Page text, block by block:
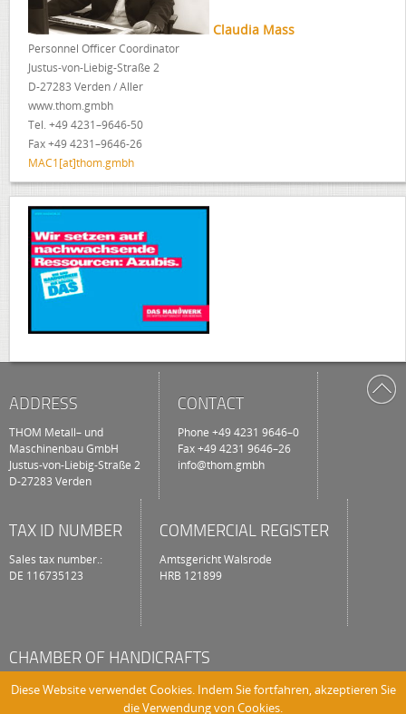
Clau­dia Mass
Per­son­nel Offi­cer Coor­di­na­tor
Justus‐von‐Liebig‐Straße 2
D‐27283 Ver­den / Aller
www.thom.gmbh
Tel. +49 4231–9646-50
Fax +49 4231–9646-26
MAC1[at]thom.gmbh
ADDRESS
THOM Metall– und
Maschi­nen­bau GmbH
Justus‐von‐Liebig‐Straße 2
D‐27283 Ver­den
CONTACT
Pho­ne +49 4231 9646–0
Fax +49 4231 9646–26
info@thom.gmbh
TAX ID NUMBER
Sales tax num­ber.:
DE 116735123
COMMERCIAL REGISTER
Amts­ge­richt Wals­ro­de
HRB 121899
CHAMBER OF HANDICRAFTS
Braunschweig‐Lüneburg‐Stade
Com­pa­ny no.: 2250188105
Diese Website verwendet Cookies. Indem Sie fortfahren, akzeptieren Sie
die Verwendung von Cookies.